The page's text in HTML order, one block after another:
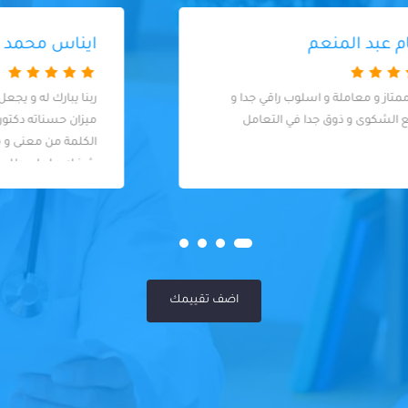
ايناس محمد خميس
ربنا يبارك له و يجعل كل حاجة بيعملها في
ميزان حسناته دكتور انسان بكل ما تحمله
فعلا الحالة محتاجة بيحاول علي قد ما يقدر ما
اضف تقييمك